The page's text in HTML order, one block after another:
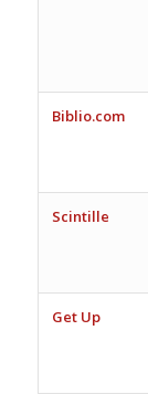
Biblio.com
Scintille
Get Up